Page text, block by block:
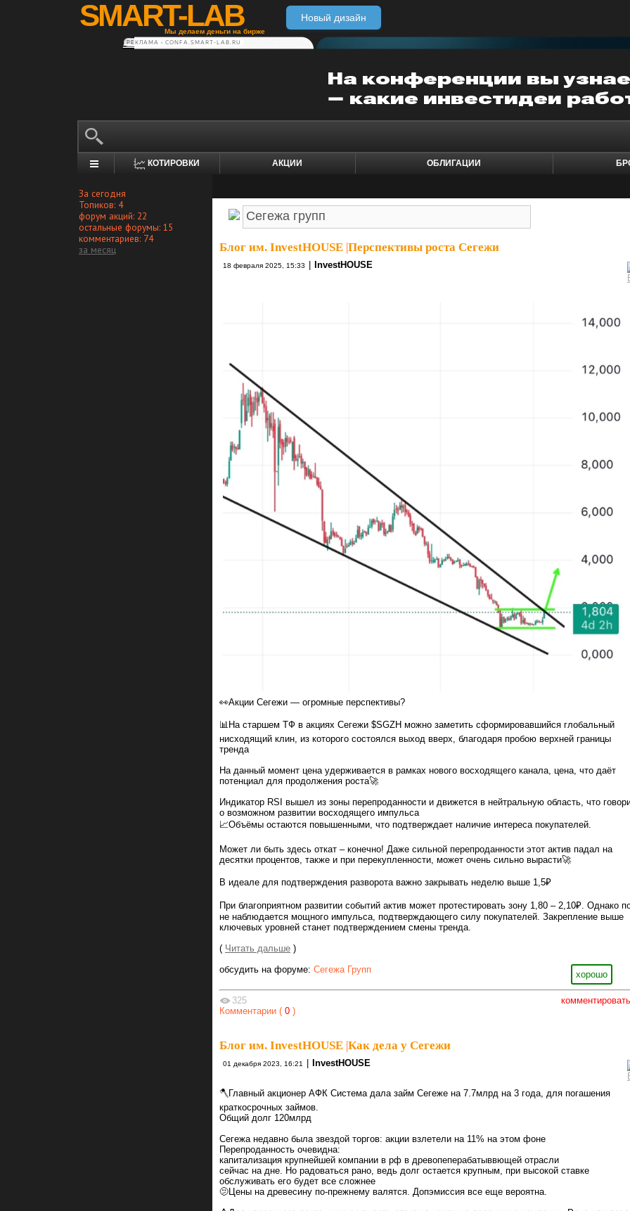
SMART-LAB
Мы делаем деньги на бирже
Новый дизайн
РЕКЛАМА • CONFA.SMART-LAB.RU
КОТИРОВКИ АКЦИИ ОБЛИГАЦИИ
За сегодня
Топиков: 4
форум акций: 22
остальные форумы: 15
комментариев: 74
за месяц
Блог им. InvestHOUSE Перспективы роста Сегежи
18 февраля 2025, 15:33 InvestHOUSE
👀Акции Сегежи — огромные перспективы?
📊На старшем ТФ в акциях Сегежи $SGZH можно заметить сформировавшийся глобальный
нисходящий клин, из которого состоялся выход вверх, благодаря пробою верхней границы
тренда
На данный момент цена удерживается в рамках нового восходящего канала, цена, что даёт
потенциал для продолжения роста🚀
Индикатор RSI вышел из зоны перепроданности и движется в нейтральную область, что
о возможном развитии восходящего импульса
📈Объёмы остаются повышенными, что подтверждает наличие интереса покупателей.
Может ли быть здесь откат – конечно! Даже сильной перепроданности этот актив падал на
десятки процентов, также и при перекупленности, может очень сильно вырасти🚀
В идеале для подтверждения разворота важно закрывать неделю выше 1,5₽
При благоприятном развитии событий актив может протестировать зону 1,80 – 2,10₽. Однако
не наблюдается мощного импульса, подтверждающего силу покупателей. Закрепление выше
ключевых уровней станет подтверждением смены тренда.
( Читать дальше )
хорошо
обсудить на форуме: Сегежа Групп
комментировать
325
Комментарии ( 0 )
Блог им. InvestHOUSE Как дела у Сегежи
01 декабря 2023, 16:21 InvestHOUSE
🪓Главный акционер АФК Система дала займ Сегеже на 7.7млрд на 3 года, для погашения
краткосрочных займов.
Общий долг 120млрд
Сегежа недавно была звездой торгов: акции взлетели на 11% на этом фоне
Перепроданность очевидна:
капитализация крупнейшей компании в рф в древопеперабатыввющей отрасли
сейчас на дне. Но радоваться рано, ведь долг остается крупным, при высокой ставке
обслуживать его будет все сложнее
🫤Цены на древесину по-прежнему валятся. Допэмиссия все еще вероятна.